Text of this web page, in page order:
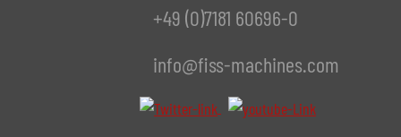
+49 (0)7181 60696-0
info@fiss-machines.com